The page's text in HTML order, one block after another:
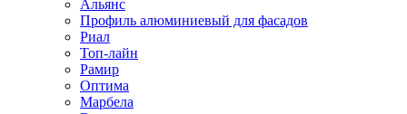
Альянс
Профиль алюминиевый для фасадов
Риал
Топ-лайн
Рамир
Оптима
Марбела